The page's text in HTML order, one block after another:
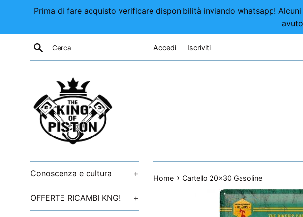
contenuti
Prima di fare acquisto verificare disponibilità inviando whatsapp!
Cerca Accedi Iscriviti
Conoscenza e cultura +
OFFERTE RICAMBI KNG! +
Home › Cartello 20x30 Gasoline